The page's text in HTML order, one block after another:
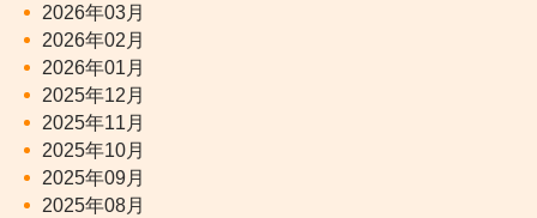
2026年03月
2026年02月
2026年01月
2025年12月
2025年11月
2025年10月
2025年09月
2025年08月